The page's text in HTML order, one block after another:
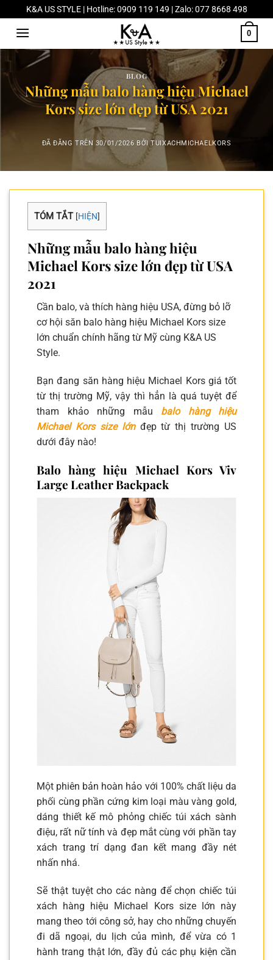
Chuyển
đến
dung
K&A US STYLE | Hotline: 0909 119 149 | Zalo: 077 8668 498
0
BLOG
Những mẫu balo hàng hiệu Michael
Kors size lớn đẹp từ USA 2021
ĐÃ ĐĂNG TRÊN 30/01/2026 BỞITUIXACHMICHAELKORS
TÓM TẮT [HIỆN]
Những mẫu balo hàng hiệu
Michael Kors size lớn đẹp từ USA
2021
Cần balo, và thích hàng hiệu USA, đừng bỏ lỡ
cơ hội săn balo hàng hiệu Michael Kors size
lớn chuẩn chính hãng từ Mỹ cùng K&A US
Style.
Bạn đang săn hàng hiệu Michael Kors giá tốt
từ thị trường Mỹ, vậy thì hẳn là quá tuyệt để
tham khảo những mẫu balo hàng hiệu
Michael Kors size lớnđẹp từ thị trường US
dưới đây nào!
Balo hàng hiệu Michael Kors Viv
Large Leather Backpack
Một phiên bản hoàn hảo với 100% chất liệu da
phối cùng phần cứng kim loại màu vàng gold,
dáng thiết kế mô phỏng chiếc túi xách sành
điệu, rất nữ tính và đẹp mắt cùng với phần tay
xách trang trí dạng đan kết mang đầy nét
nhấn nhá.
Sẽ thật tuyệt cho các nàng để chọn chiếc túi
xách hàng hiệu Michael Kors size lớn này
mang theo tới công sở, hay cho những chuyến
đi dã ngoại, du lịch của mình, để vừa có 1
hành trang thật lớn, đầy đủ các phụ kiện cần